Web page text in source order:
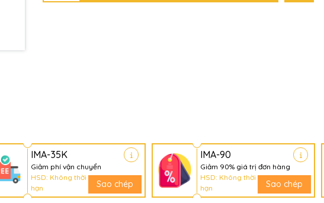
IMA-35K
Giảm phí vận chuyển
HSD: Không thời
hạn
Sao chép
IMA-90
Giảm 90% giá trị đơn hàng
HSD: Không thời
hạn
Sao chép